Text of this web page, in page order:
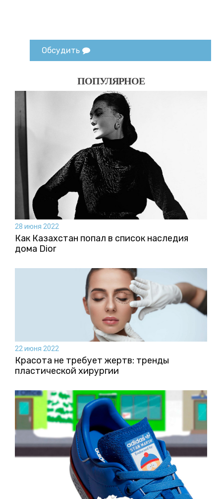
Обсудить
ПОПУЛЯРНОЕ
28 июня 2022
Как Казахстан попал в список наследия
дома Dior
22 июня 2022
Красота не требует жертв: тренды
пластической хирургии